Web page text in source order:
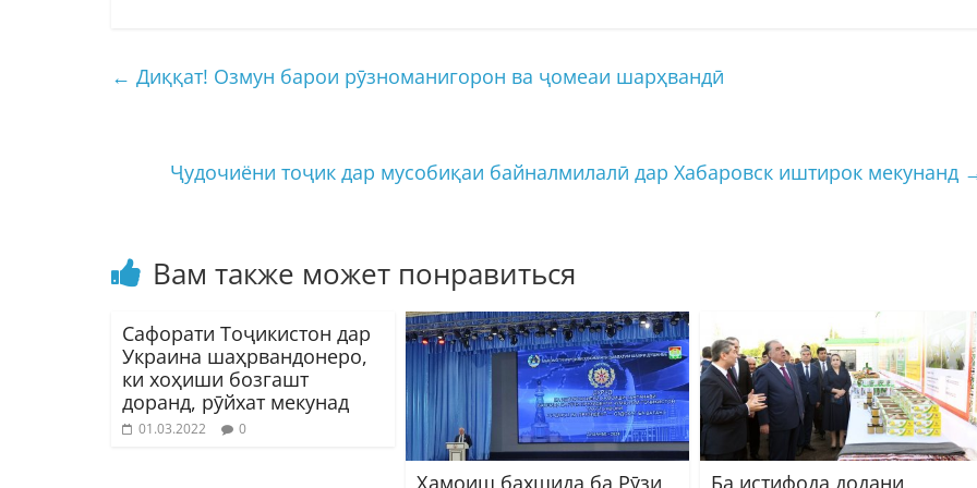
← Диққат! Озмун барои рӯзноманигорон ва ҷомеаи шарҳвандӣ
Ҷудочиёни тоҷик дар мусобиқаи байналмилалӣ дар Хабаровск иштирок мекунанд
Вам также может понравиться
Сафорати Тоҷикистон дар
Украина шаҳрвандонеро,
ки хоҳиши бозгашт
доранд, рӯйхат мекунад
01.03.2022 0
Ҳамоиш бахшида ба Рӯзи Ба истифода додани